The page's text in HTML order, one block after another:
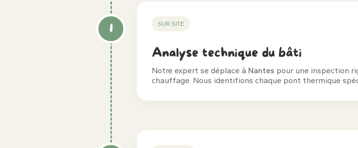
1 SUR SITE
Analyse technique du bâti
Notre expert se déplace à Nantes pour une inspection
chauffage. Nous identifions chaque pont thermique